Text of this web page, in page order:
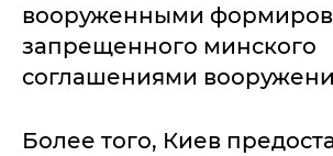
вооруженными
запрещенного минского
соглашениями
Более того, Киев